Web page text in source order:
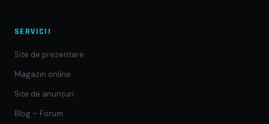
SERVICII
Site de prezentare
Magazin online
Site de anunțuri
Blog – Forum